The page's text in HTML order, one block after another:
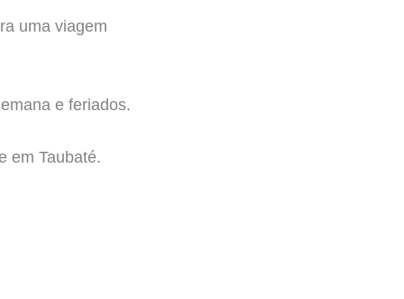
uma viagem
e feriados.
em Taubaté.